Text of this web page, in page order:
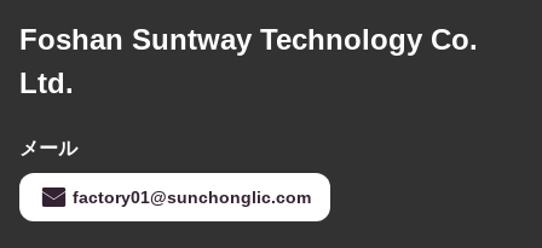
Foshan Suntway Technology Co.
Ltd.
メール
factory01@sunchonglic.com